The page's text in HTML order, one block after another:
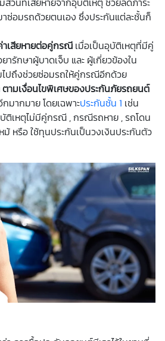
าซ่อมรถด้วยตนเอง ซึ่งประกันแต่ละชั้นก็
เสียหายต่อคู่กรณี เมื่อเป็นอุบัติเหตุที่มีคู่
ารักษาผู้บาดเจ็บ และ ผู้เกี่ยวข้องใน
ปถึงช่วยซ่อมรถให้คู่กรณีอีกด้วย
ามเงื่อนไขพิเศษของประกันภัยรถยนต์
มากมาย โดยเฉพาะประกันชั้น 1 เช่น
เหตุไม่มีคู่กรณี , กรณีรถหาย , รถโดน
ม้ หรือ ใช้ทุนประกันเป็นวงเงินประกันตัว